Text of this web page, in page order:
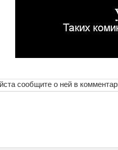
сообщите о ней в